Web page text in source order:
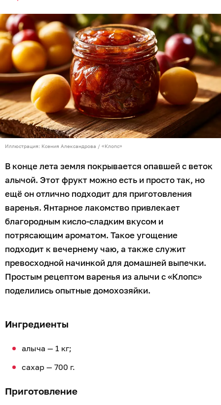
Иллюстрация: Ксения Александрова / «Клопс»
В конце лета земля покрывается опавшей с веток
алычой. Этот фрукт можно есть и просто так, но
ещё он отлично подходит для приготовления
варенья. Янтарное лакомство привлекает
благородным кисло-сладким вкусом и
потрясающим ароматом. Такое угощение
подходит к вечернему чаю, а также служит
превосходной начинкой для домашней выпечки.
Простым рецептом варенья из алычи с «Клопс»
поделились опытные домохозяйки.
Ингредиенты
алыча — 1 кг;
сахар — 700 г.
Приготовление